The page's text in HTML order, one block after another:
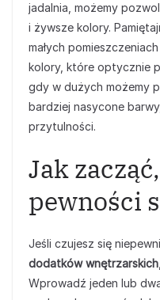
jadalnia, możemy
i żywsze kolory.
małych
kolory, które optycznie
gdy w dużych możemy
bardziej nasycone
przytulności.
Jak
pewności
Jeśli czujesz się
dodatków wnętrzarskich
Wprowadź jeden lub